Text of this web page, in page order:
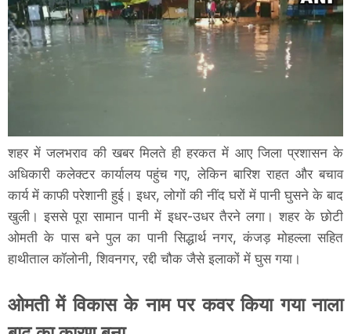
शहर में जलभराव की खबर मिलते ही हरकत में आए जिला प्रशासन के
अधिकारी कलेक्टर कार्यालय पहुंच गए, लेकिन बारिश राहत और बचाव
कार्य में काफी परेशानी हुई। इधर, लोगों की नींद घरों में पानी घुसने के बाद
खुली। इससे पूरा सामान पानी में इधर-उधर तैरने लगा। शहर के छोटी
ओमती के पास बने पुल का पानी सिद्धार्थ नगर, कंजड़ मोहल्ला सहित
हाथीताल कॉलोनी, शिवनगर, रद्दी चौक जैसे इलाकों में घुस गया।
ओमती में विकास के नाम पर कवर किया गया नाला